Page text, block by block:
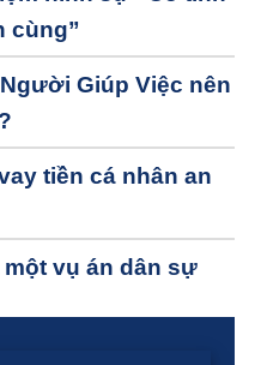
cùng”
Giúp Việc nên
tiền cá nhân an
vụ án dân sự